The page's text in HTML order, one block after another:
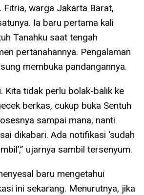
Fitria, warga Jakarta Barat,
Ia baru pertama kali
Tanahku saat tengah
pertanahannya. Pengalaman
membuka pandangannya.
Kita tidak perlu bolak-balik ke
berkas, cukup buka Sentuh
sampai mana, nanti
dikabari. Ada notifikasi ‘sudah
ujarnya sambil tersenyum.
baru mengetahui
ini sekarang. Menurutnya, jika